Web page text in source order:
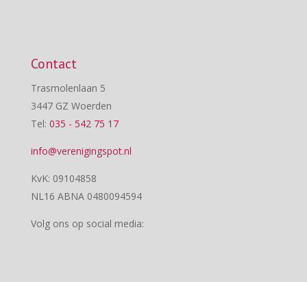
Contact
Trasmolenlaan 5
3447 GZ Woerden
Tel: 035 - 542 75 17
info@verenigingspot.nl
KvK: 09104858
NL16 ABNA 0480094594
Volg ons op social media: